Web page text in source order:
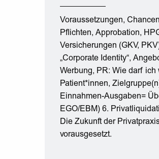
Voraussetzungen,
Pflichten, Approbation,
Versicherungen (GKV,
„Corporate Identity“,
Werbung, PR: Wie darf ich
Patient*innen,
Einnahmen-Ausgaben=
EGO/EBM) 6.
Die Zukunft der
vorausgesetzt.